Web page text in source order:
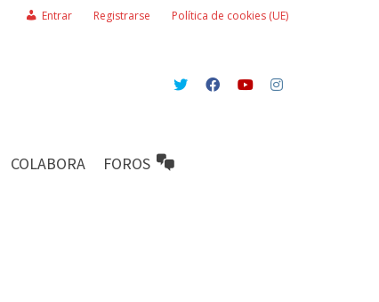
Entrar Registrarse Política de cookies (UE)
COLABORA FOROS